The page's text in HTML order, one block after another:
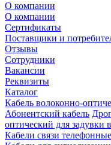
О компании
О компании
Сертификаты
Поставщики и
Отзывы
Сотрудники
Вакансии
Реквизиты
Каталог
Кабель волоконно-
Абонентский кабель
оптический для задувки
Кабели связи телефонные